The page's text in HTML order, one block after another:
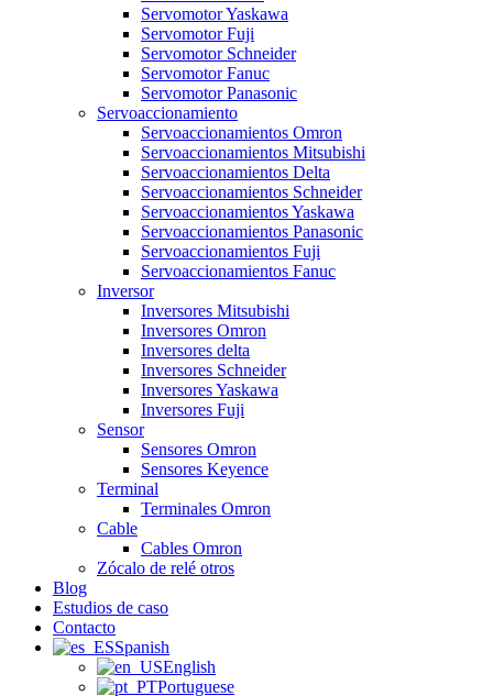
Servomotor Yaskawa
Servomotor Fuji
Servomotor Schneider
Servomotor Fanuc
Servomotor Panasonic
Servoaccionamiento
Servoaccionamientos Omron
Servoaccionamientos Mitsubishi
Servoaccionamientos Delta
Servoaccionamientos Schneider
Servoaccionamientos Yaskawa
Servoaccionamientos Panasonic
Servoaccionamientos Fuji
Servoaccionamientos Fanuc
Inversor
Inversores Mitsubishi
Inversores Omron
Inversores delta
Inversores Schneider
Inversores Yaskawa
Inversores Fuji
Sensor
Sensores Omron
Sensores Keyence
Terminal
Terminales Omron
Cable
Cables Omron
Zócalo de relé otros
Blog
Estudios de caso
Contacto
Spanish
English
Portuguese